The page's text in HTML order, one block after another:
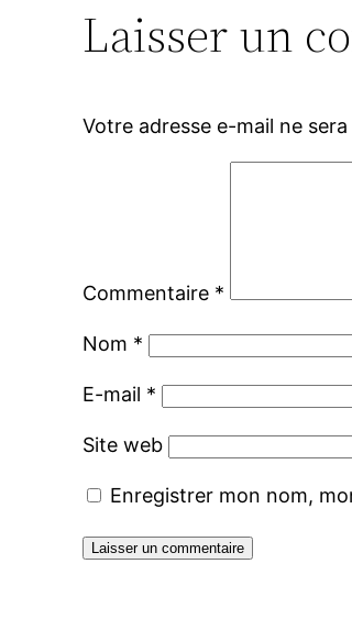
Laisser un
Votre adresse e-mail ne
Commentaire *
Nom *
E-mail *
Site web
Enregistrer mon nom,